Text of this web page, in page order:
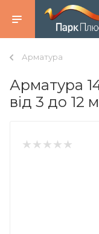
Арматура
Арматура
від 3 до 12 м